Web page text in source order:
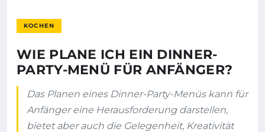
KOCHEN
WIE PLANE ICH EIN DINNER-
PARTY-MENÜ FÜR ANFÄNGER?
Das Planen eines Dinner-Party-Menüs kann für
Anfänger eine Herausforderung darstellen,
bietet aber auch die Gelegenheit, Kreativität